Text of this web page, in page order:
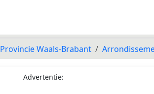
Provincie Waals-Brabant
Advertentie: